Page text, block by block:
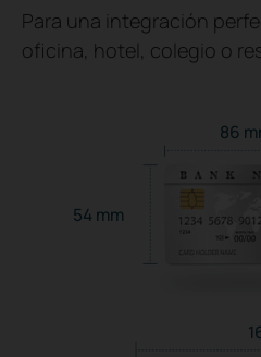
Para una integración
oficina, hotel, colegio o
54 mm
86